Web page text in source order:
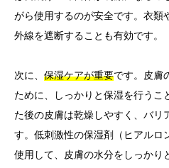
がら使用するのが安全です。衣類
外線を遮断することも有効です。
次に、 保湿ケアが重要です。皮膚
ために、しっかりと保湿を行うこ
た後の皮膚は乾燥しやすく、バリ
す。低刺激性の保湿剤（ヒアルロ
使用して、皮膚の水分をしっかり